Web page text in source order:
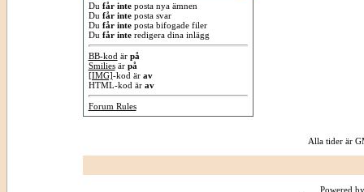
Du får inteposta nya ämnen
Du får inteposta svar
Du får inteposta bifogade filer
Du får interedigera dina inlägg
BB-kod är på
Smiliesär på
[IMG]-kod är av
HTML-kod är av
Forum Rules
Alla tider är
Powered